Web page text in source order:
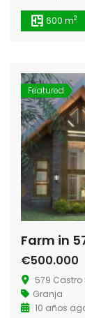
600 m2
Featured
Farm in
€500.000
579 Castro
Granja
10 años